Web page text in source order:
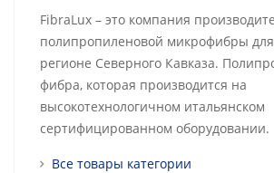
FibraLux – это компания
полипропиленовой микрофибры
регионе Северного Кавказа.
фибра, которая производится на
высокотехнологичном итальянском
сертифицированном оборудовании.
Все товары категории